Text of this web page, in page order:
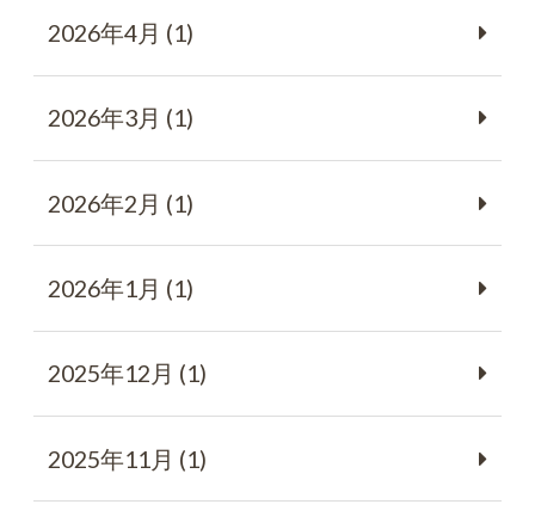
2026年4月 (1)
2026年3月 (1)
2026年2月 (1)
2026年1月 (1)
2025年12月 (1)
2025年11月 (1)